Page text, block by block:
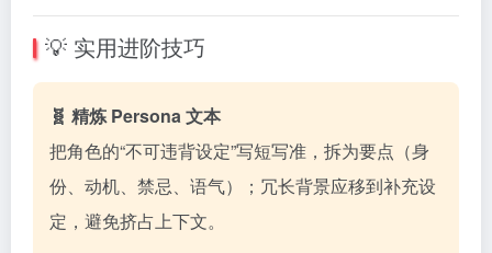
💡 实用进阶技巧
🧬 精炼 Persona 文本
把角色的“不可违背设定”写短写准，拆为要点（身
份、动机、禁忌、语气）；冗长背景应移到补充设
定，避免挤占上下文。